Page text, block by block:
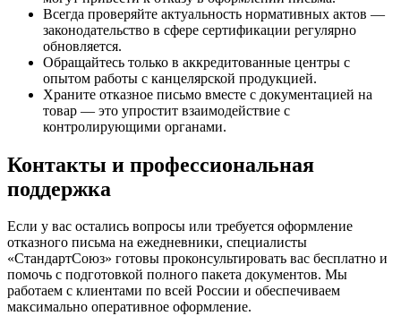
Всегда проверяйте актуальность нормативных актов —
законодательство в сфере сертификации регулярно
обновляется.
Обращайтесь только в аккредитованные центры с
опытом работы с канцелярской продукцией.
Храните отказное письмо вместе с документацией на
товар — это упростит взаимодействие с
контролирующими органами.
Контакты и профессиональная
поддержка
Если у вас остались вопросы или требуется оформление
отказного письма на ежедневники, специалисты
«СтандартСоюз» готовы проконсультировать вас бесплатно и
помочь с подготовкой полного пакета документов. Мы
работаем с клиентами по всей России и обеспечиваем
максимально оперативное оформление.